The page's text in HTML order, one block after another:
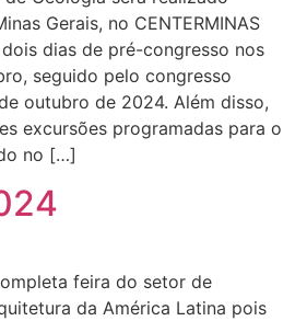
Gerais, no CENTERMINAS
dois dias de pré-congresso nos
seguido pelo congresso
outubro de 2024. Além disso,
excursões programadas para o
no […]
feira do setor de
da América Latina pois